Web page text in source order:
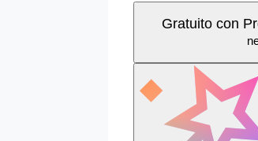
Gratuito con